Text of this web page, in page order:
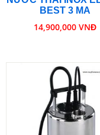
BEST 3 MA
14,900,000 VNĐ